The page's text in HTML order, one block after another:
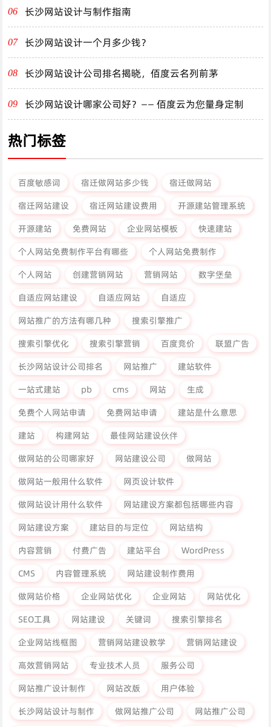
06 长沙网站设计与制作指南
07 长沙网站设计一个月多少钱？
08 长沙网站设计公司排名揭晓，佰度云名列前茅
09 长沙网站设计哪家公司好？—— 佰度云为您量身定制
热门标签
百度敏感词 宿迁做网站多少钱
宿迁做网站
宿迁网站建设
宿迁网站建设费用
开源建站管理系统
开源建站
免费网站 企业网站模板
快速建站
个人网站免费制作平台有哪些
个人网站免费制作
个人网站
创建营销网站 营销网站
数字堡垒
自适应网站建设
自适应网站
自适应
网站推广的方法有哪几种
搜索引擎推广
搜索引擎优化
搜索引擎营销 百度竞价
联盟广告
长沙网站设计公司排名
网站推广
建站软件
一站式建站
pb cms 网站
生成
免费个人网站申请
免费网站申请
建站是什么意思
建站
构建网站
最佳网站建设伙伴
做网站的公司哪家好
网站建设公司
做网站
做网站一般用什么软件
网页设计软件
做网站设计用什么软件
网站建设方案都包括哪些内容
网站建设方案
建站目的与定位
网站结构
内容营销
付费广告 建站平台
WordPress
CMS
内容管理系统
网站建设制作费用
做网站价格
企业网站优化 企业网站
网站优化
SEO工具
网站建设 关键词
搜索引擎排名
企业网站线框图
营销网站建设教学
营销网站建设
高效营销网站
专业技术人员
服务公司
网站推广设计制作
网站改版
用户体验
长沙网站设计与制作
做网站推广公司
网站推广公司